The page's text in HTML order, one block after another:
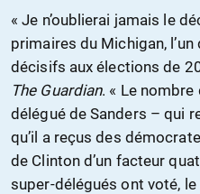
« Je n’oublierai jamais le
primaires du Michigan,
décisifs aux élections de
The Guardian. « Le
délégué de Sanders – qui
qu’il a reçus des
de Clinton d’un facteur
super-délégués ont voté,